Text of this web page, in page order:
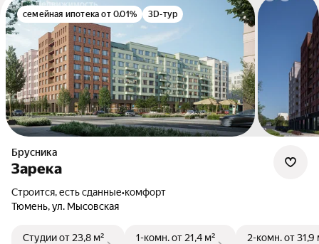
семейная ипотека от 0.01% 3D-тур
Брусника
Зарека
Строится, есть сданные•комфорт
Тюмень, ул. Мысовская
Студииот 23,8 м²
1-комн.от 21,4 м²
2-комн.от 31,9